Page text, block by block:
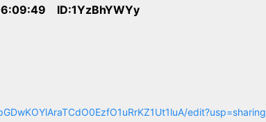
ID:1YzBhYWYy
edit?usp=sharing